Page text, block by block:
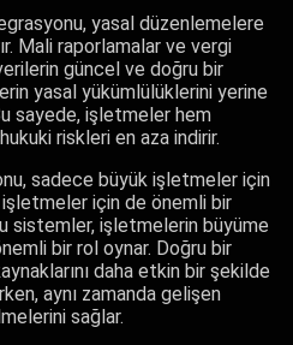
yasal düzenlemelere
Mali raporlamalar ve vergi
güncel ve doğru bir
yasal yükümlülüklerini yerine
sayede, işletmeler hem
riskleri en aza indirir.
sadece büyük işletmeler için
için de önemli bir
sistemler, işletmelerin büyüme
bir rol oynar. Doğru bir
daha etkin bir şekilde
aynı zamanda gelişen
sağlar.